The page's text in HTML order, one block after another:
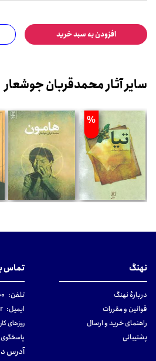
افزودن به سبد خرید
سایر آثار محمدقربان جوشعار
%
نهنگ
دربارهٔ نهنگ
قوانین و مقررات
راهنمای خرید و ارسال
پشتیبانی
تماس
تلفن:
ایمیل:
روزهای کاری از
آدرس